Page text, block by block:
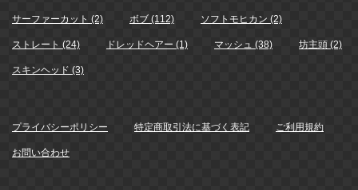
サーファーカット (2) ボブ (112) ソフトモヒカン (2)
ストレート (24) ドレッドヘアー (1) マッシュ (38) 坊主頭 (2)
スキンヘッド (3)
プライバシーポリシー 特定商取引法に基づく表記 ご利用規約
お問い合わせ